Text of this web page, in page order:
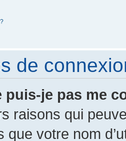
de
puis-je pas me
raisons qui
que votre nom